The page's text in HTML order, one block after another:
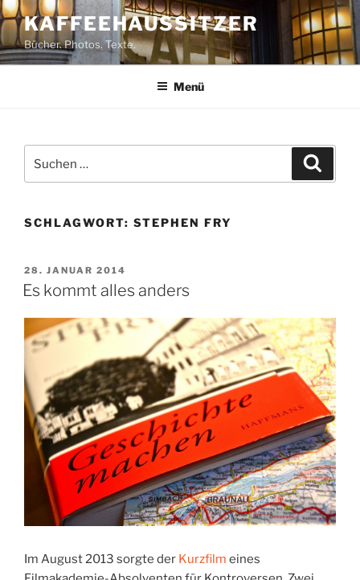
Zum
Inhalt
springen
KAFFEEHAUSSITZER
Bücher. Photos. Texte.
Menü
nach:
SCHLAGWORT: STEPHEN FRY
VERÖFFENTLICHT
AM
28. JANUAR 2014
Es kommt alles anders
Im August 2013 sorgte der Kurzfilm eines